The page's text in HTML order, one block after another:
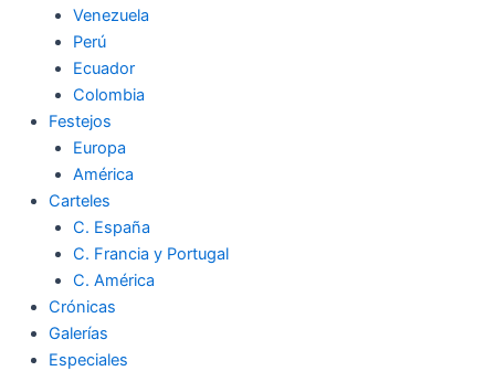
k
Venezuela
Perú
Ecuador
Colombia
Festejos
Europa
América
Carteles
C. España
C. Francia y Portugal
C. América
Crónicas
Galerías
Especiales